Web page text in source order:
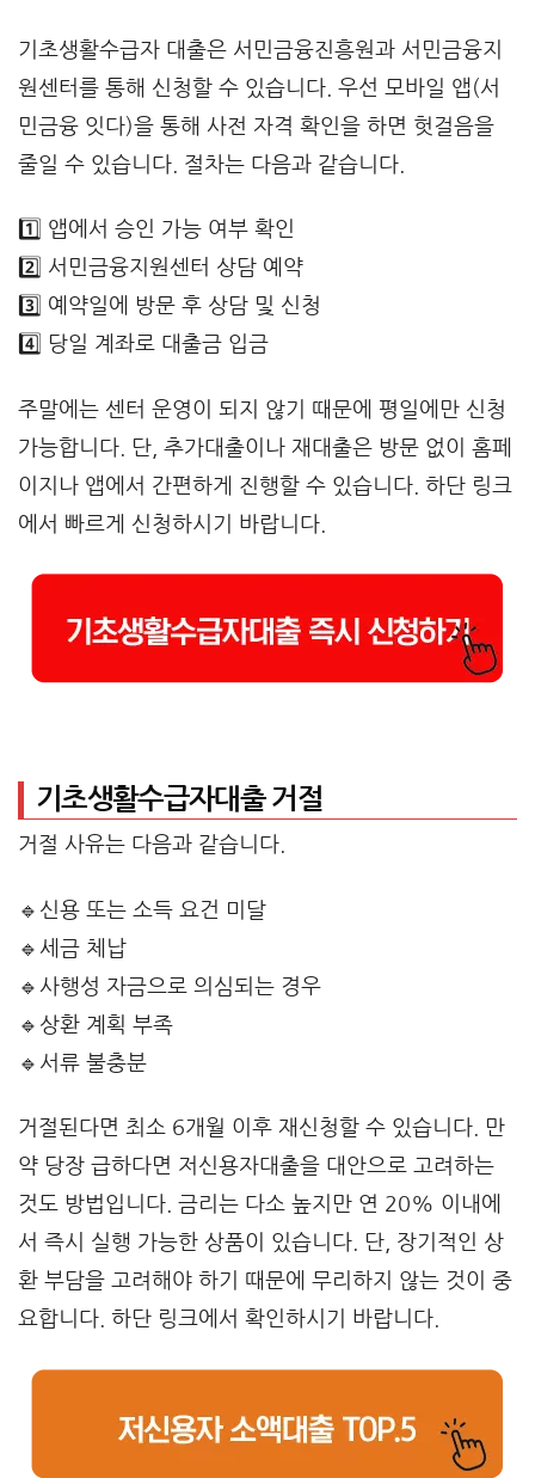
기초생활수급자 대출은 서민금융진흥원과 서민금융지
원센터를 통해 신청할 수 있습니다. 우선 모바일 앱(서
민금융 잇다)을 통해 사전 자격 확인을 하면 헛걸음을
줄일 수 있습니다. 절차는 다음과 같습니다.
1️⃣ 앱에서 승인 가능 여부 확인
2️⃣ 서민금융지원센터 상담 예약
3️⃣ 예약일에 방문 후 상담 및 신청
4️⃣ 당일 계좌로 대출금 입금
주말에는 센터 운영이 되지 않기 때문에 평일에만 신청
가능합니다. 단, 추가대출이나 재대출은 방문 없이 홈페
이지나 앱에서 간편하게 진행할 수 있습니다. 하단 링크
에서 빠르게 신청하시기 바랍니다.
기초생활수급자대출 거절
거절 사유는 다음과 같습니다.
🔹신용 또는 소득 요건 미달
🔹세금 체납
🔹사행성 자금으로 의심되는 경우
🔹상환 계획 부족
🔹서류 불충분
거절된다면 최소 6개월 이후 재신청할 수 있습니다. 만
약 당장 급하다면 저신용자대출을 대안으로 고려하는
것도 방법입니다. 금리는 다소 높지만 연 20% 이내에
서 즉시 실행 가능한 상품이 있습니다. 단, 장기적인 상
환 부담을 고려해야 하기 때문에 무리하지 않는 것이 중
요합니다. 하단 링크에서 확인하시기 바랍니다.